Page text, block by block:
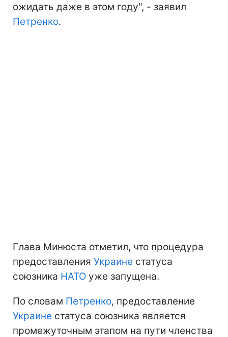
ожидать даже в этом году", - заявил
Петренко.
Глава Минюста отметил, что процедура
предоставления Украине статуса
союзника НАТО уже запущена.
По словам Петренко, предоставление
Украине статуса союзника является
промежуточным этапом на пути членства